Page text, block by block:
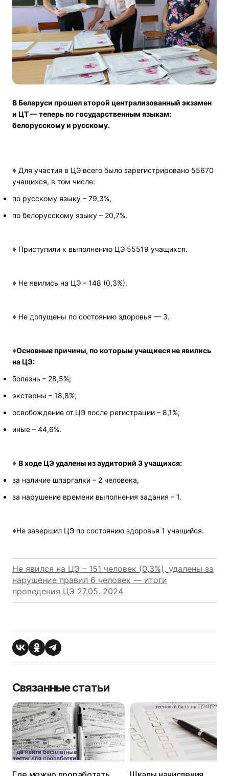
В Беларуси прошел второй централизованный экзамен
и ЦТ — теперь по государственным языкам:
белорусскому и русскому.
♦ Для участия в ЦЭ всего было зарегистрировано 55670
учащихся, в том числе:
по русскому языку – 79,3%,
по белорусскому языку – 20,7%.
♦ Приступили к выполнению ЦЭ 55519 учащихся.
♦ Не явились на ЦЭ – 148 (0,3%).
♦ Не допущены по состоянию здоровья — 3.
♦Основные причины, по которым учащиеся не явились
на ЦЭ:
болезнь – 28,5%;
экстерны – 18,8%;
освобождение от ЦЭ после регистрации – 8,1%;
иные – 44,6%.
♦ В ходе ЦЭ удалены из аудиторий 3 учащихся:
за наличие шпаргалки – 2 человека,
за нарушение времени выполнения задания – 1.
♦Не завершил ЦЭ по состоянию здоровья 1 учащийся.
Не явился на ЦЭ – 151 человек (0,3%), удалены за
нарушение правил 6 человек — итоги
проведения ЦЭ 27.05. 2024
Связанные статьи